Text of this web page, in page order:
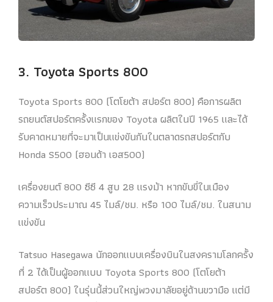
3. Toyota Sports 800
Toyota Sports 800 (โตโยต้า สปอร์ต 800) คือการผลิต
รถยนต์สปอร์ตครั้งแรกของ Toyota ผลิตในปี 1965 และได้
รับคาดหมายที่จะมาเป็นแข่งขันกันในตลาดรถสปอร์ตกับ
Honda S500 (ฮอนด้า เอส500)
เครื่องยนต์ 800 ซีซี 4 สูบ 28 แรงม้า หากขับขี่ในเมือง
ความเร็วประมาณ 45 ไมล์/ชม. หรือ 100 ไมล์/ชม. ในสนาม
แข่งขัน
Tatsuo Hasegawa นักออกแบบเครื่องบินในสงครามโลกครั้ง
ที่ 2 ได้เป็นผู้ออกแบบ Toyota Sports 800 (โตโยต้า
สปอร์ต 800) ในรุ่นนี้ส่วนใหญ่พวงมาลัยอยู่ด้านขวามือ แต่มี